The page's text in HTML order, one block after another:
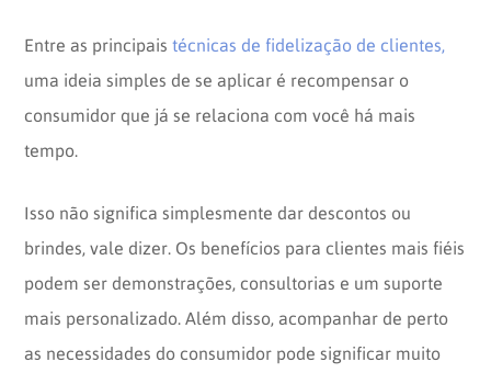
Entre as principaistécnicas de fidelização de clientes,
uma ideia simples de se aplicar é recompensar o
consumidor que já se relaciona com você há mais
tempo.
Isso não significa simplesmente dar descontos ou
brindes, vale dizer. Os benefícios para clientes mais fiéis
podem ser demonstrações, consultorias e um suporte
mais personalizado. Além disso, acompanhar de perto
as necessidades do consumidor pode significar muito